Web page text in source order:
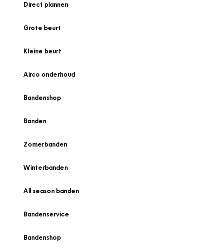
Direct plannen
Grote beurt
Kleine beurt
Airco onderhoud
Bandenshop
Banden
Zomerbanden
Winterbanden
All season banden
Bandenservice
Bandenshop